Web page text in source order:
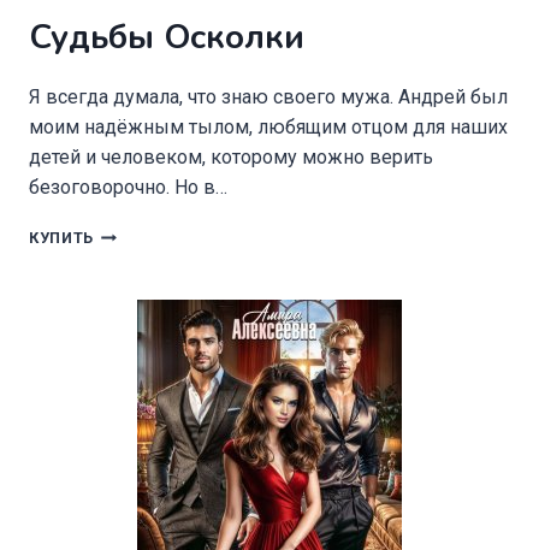
Судьбы Осколки
Я всегда думала, что знаю своего мужа. Андрей был
моим надёжным тылом, любящим отцом для наших
детей и человеком, которому можно верить
безоговорочно. Но в…
КУПИТЬ СУДЬБЫ